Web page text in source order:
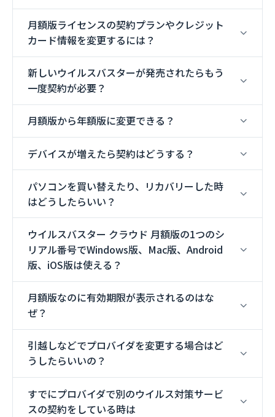
月額版ライセンスの契約プランやクレジット
カード情報を変更するには？
新しいウイルスバスターが発売されたらもう
一度契約が必要？
月額版から年額版に変更できる？
デバイスが増えたら契約はどうする？
パソコンを買い替えたり、リカバリーした時
はどうしたらいい？
ウイルスバスター クラウド 月額版の1つのシ
リアル番号でWindows版、Mac版、Android
版、iOS版は使える？
月額版なのに有効期限が表示されるのはな
ぜ？
引越しなどでプロバイダを変更する場合はど
うしたらいいの？
すでにプロバイダで別のウイルス対策サービ
スの契約をしている時は